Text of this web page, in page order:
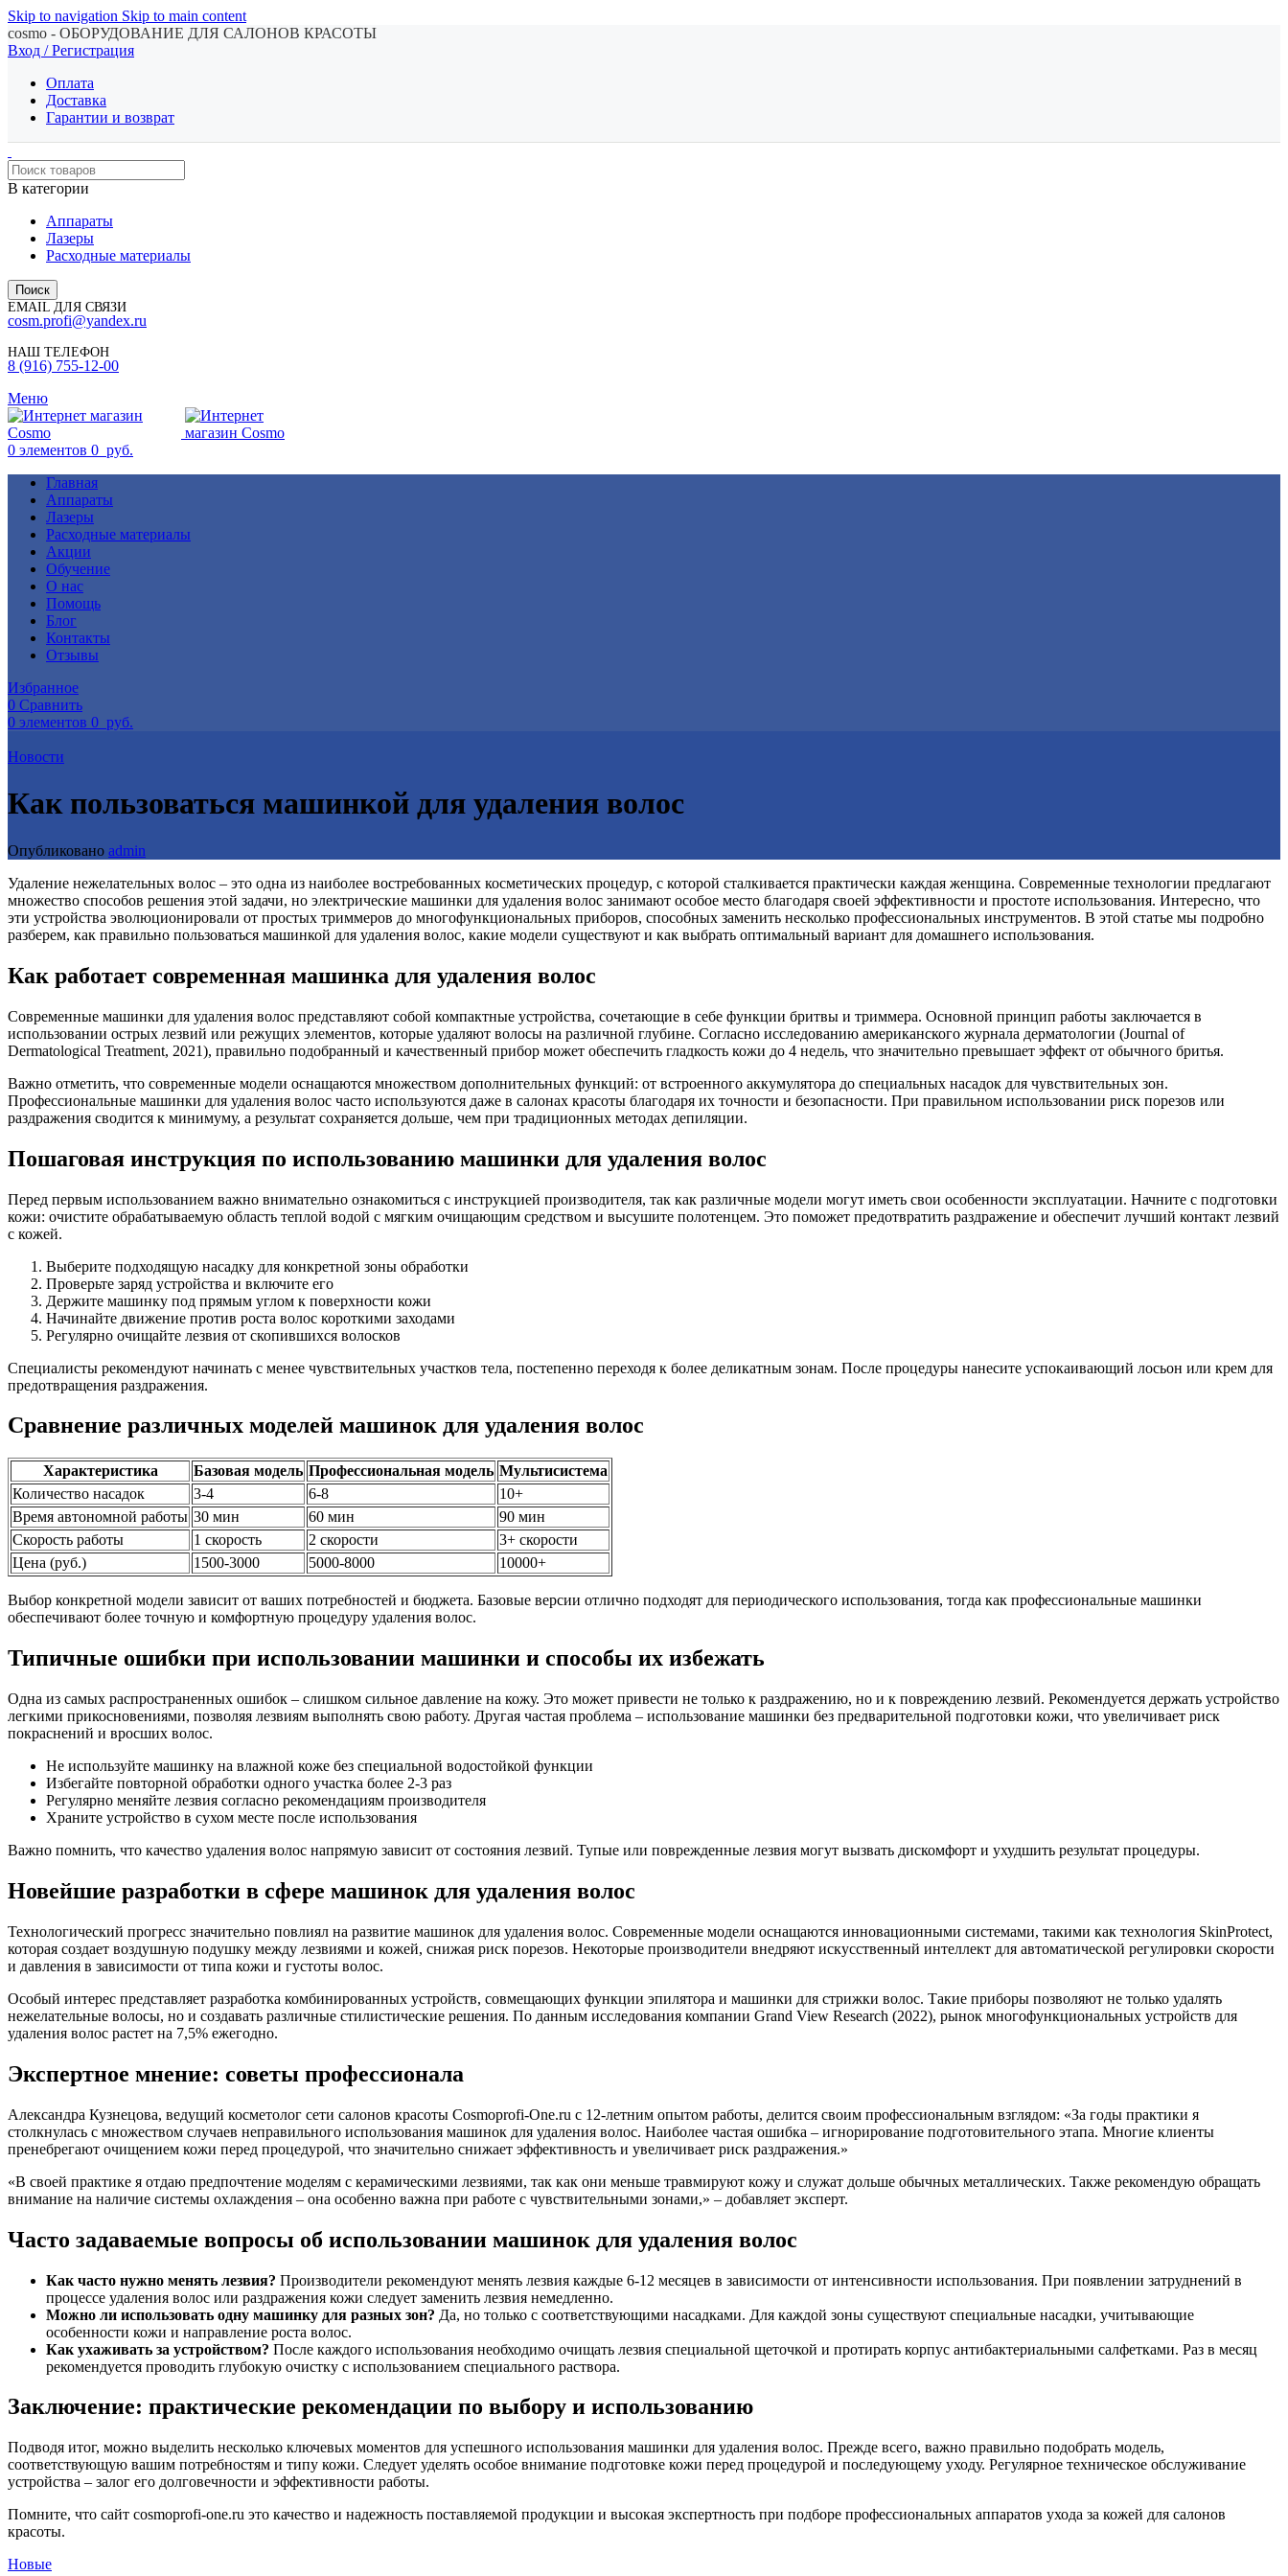
Skip to navigation Skip to main content
cosmo - ОБОРУДОВАНИЕ ДЛЯ САЛОНОВ КРАСОТЫ
Вход / Регистрация
Оплата
Доставка
Гарантии и возврат
В категории
Аппараты
Лазеры
Расходные материалы
Поиск
EMAIL ДЛЯ СВЯЗИ
cosm.profi@yandex.ru
НАШ ТЕЛЕФОН
8 (916) 755-12-00
Меню
0 элементов 0 руб.
Главная
Аппараты
Лазеры
Расходные материалы
Акции
Обучение
О нас
Помощь
Блог
Контакты
Отзывы
Избранное
0 Сравнить
0 элементов 0 руб.
Новости
Как пользоваться машинкой для удаления волос
Опубликовано admin
Удаление нежелательных волос – это одна из наиболее востребованных косметических процедур, с которой сталкивается практически каждая женщина. Современные технологии предлагают
множество способов решения этой задачи, но электрические машинки для удаления волос занимают особое место благодаря своей эффективности и простоте использования. Интересно, что
эти устройства эволюционировали от простых триммеров до многофункциональных приборов, способных заменить несколько профессиональных инструментов. В этой статье мы подробно
разберем, как правильно пользоваться машинкой для удаления волос, какие модели существуют и как выбрать оптимальный вариант для домашнего использования.
Как работает современная машинка для удаления волос
Современные машинки для удаления волос представляют собой компактные устройства, сочетающие в себе функции бритвы и триммера. Основной принцип работы заключается в
использовании острых лезвий или режущих элементов, которые удаляют волосы на различной глубине. Согласно исследованию американского журнала дерматологии (Journal of
Dermatological Treatment, 2021), правильно подобранный и качественный прибор может обеспечить гладкость кожи до 4 недель, что значительно превышает эффект от обычного бритья.
Важно отметить, что современные модели оснащаются множеством дополнительных функций: от встроенного аккумулятора до специальных насадок для чувствительных зон.
Профессиональные машинки для удаления волос часто используются даже в салонах красоты благодаря их точности и безопасности. При правильном использовании риск порезов или
раздражения сводится к минимуму, а результат сохраняется дольше, чем при традиционных методах депиляции.
Пошаговая инструкция по использованию машинки для удаления волос
Перед первым использованием важно внимательно ознакомиться с инструкцией производителя, так как различные модели могут иметь свои особенности эксплуатации. Начните с подготовки
кожи: очистите обрабатываемую область теплой водой с мягким очищающим средством и высушите полотенцем. Это поможет предотвратить раздражение и обеспечит лучший контакт лезвий
с кожей.
Выберите подходящую насадку для конкретной зоны обработки
Проверьте заряд устройства и включите его
Держите машинку под прямым углом к поверхности кожи
Начинайте движение против роста волос короткими заходами
Регулярно очищайте лезвия от скопившихся волосков
Специалисты рекомендуют начинать с менее чувствительных участков тела, постепенно переходя к более деликатным зонам. После процедуры нанесите успокаивающий лосьон или крем для
предотвращения раздражения.
Сравнение различных моделей машинок для удаления волос
Характеристика Базовая модель Профессиональная модель Мультисистема
Количество насадок
3-4 6-8
10+
Время автономной работы 30 мин 60 мин
90 мин
Скорость работы
1 скорость 2 скорости
3+ скорости
Цена (руб.)
1500-3000 5000-8000 10000+
Выбор конкретной модели зависит от ваших потребностей и бюджета. Базовые версии отлично подходят для периодического использования, тогда как профессиональные машинки
обеспечивают более точную и комфортную процедуру удаления волос.
Типичные ошибки при использовании машинки и способы их избежать
Одна из самых распространенных ошибок – слишком сильное давление на кожу. Это может привести не только к раздражению, но и к повреждению лезвий. Рекомендуется держать устройство
легкими прикосновениями, позволяя лезвиям выполнять свою работу. Другая частая проблема – использование машинки без предварительной подготовки кожи, что увеличивает риск
покраснений и вросших волос.
Не используйте машинку на влажной коже без специальной водостойкой функции
Избегайте повторной обработки одного участка более 2-3 раз
Регулярно меняйте лезвия согласно рекомендациям производителя
Храните устройство в сухом месте после использования
Важно помнить, что качество удаления волос напрямую зависит от состояния лезвий. Тупые или поврежденные лезвия могут вызвать дискомфорт и ухудшить результат процедуры.
Новейшие разработки в сфере машинок для удаления волос
Технологический прогресс значительно повлиял на развитие машинок для удаления волос. Современные модели оснащаются инновационными системами, такими как технология SkinProtect,
которая создает воздушную подушку между лезвиями и кожей, снижая риск порезов. Некоторые производители внедряют искусственный интеллект для автоматической регулировки скорости
и давления в зависимости от типа кожи и густоты волос.
Особый интерес представляет разработка комбинированных устройств, совмещающих функции эпилятора и машинки для стрижки волос. Такие приборы позволяют не только удалять
нежелательные волосы, но и создавать различные стилистические решения. По данным исследования компании Grand View Research (2022), рынок многофункциональных устройств для
удаления волос растет на 7,5% ежегодно.
Экспертное мнение: советы профессионала
Александра Кузнецова, ведущий косметолог сети салонов красоты Cosmoprofi-One.ru с 12-летним опытом работы, делится своим профессиональным взглядом: «За годы практики я
столкнулась с множеством случаев неправильного использования машинок для удаления волос. Наиболее частая ошибка – игнорирование подготовительного этапа. Многие клиенты
пренебрегают очищением кожи перед процедурой, что значительно снижает эффективность и увеличивает риск раздражения.»
«В своей практике я отдаю предпочтение моделям с керамическими лезвиями, так как они меньше травмируют кожу и служат дольше обычных металлических. Также рекомендую обращать
внимание на наличие системы охлаждения – она особенно важна при работе с чувствительными зонами,» – добавляет эксперт.
Часто задаваемые вопросы об использовании машинок для удаления волос
Как часто нужно менять лезвия? Производители рекомендуют менять лезвия каждые 6-12 месяцев в зависимости от интенсивности использования. При появлении затруднений в
процессе удаления волос или раздражения кожи следует заменить лезвия немедленно.
Можно ли использовать одну машинку для разных зон? Да, но только с соответствующими насадками. Для каждой зоны существуют специальные насадки, учитывающие
особенности кожи и направление роста волос.
Как ухаживать за устройством? После каждого использования необходимо очищать лезвия специальной щеточкой и протирать корпус антибактериальными салфетками. Раз в месяц
рекомендуется проводить глубокую очистку с использованием специального раствора.
Заключение: практические рекомендации по выбору и использованию
Подводя итог, можно выделить несколько ключевых моментов для успешного использования машинки для удаления волос. Прежде всего, важно правильно подобрать модель,
соответствующую вашим потребностям и типу кожи. Следует уделять особое внимание подготовке кожи перед процедурой и последующему уходу. Регулярное техническое обслуживание
устройства – залог его долговечности и эффективности работы.
Помните, что сайт cosmoprofi-one.ru это качество и надежность поставляемой продукции и высокая экспертность при подборе профессиональных аппаратов ухода за кожей для салонов
красоты.
Новые